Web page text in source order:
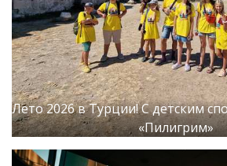
Лето 2026 в Турции! С детским
«Пилигрим»